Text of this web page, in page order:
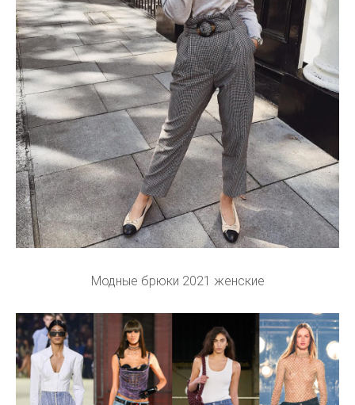
Модные брюки 2021 женские